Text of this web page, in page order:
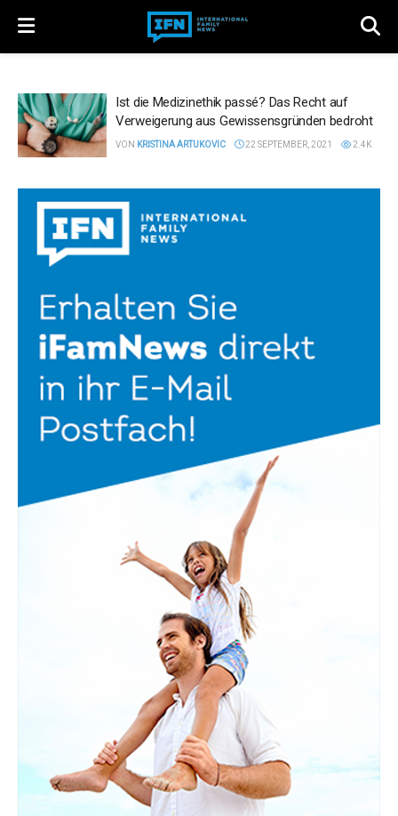
Ist die Medizinethik passé? Das Recht auf
Verweigerung aus Gewissensgründen bedroht
VON KRISTINA ARTUKOVIC 22 SEPTEMBER, 2021 2.4K